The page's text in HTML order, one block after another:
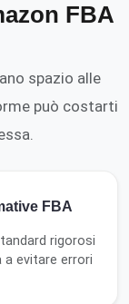
FBA
spazio alle
può costarti
FBA
rigorosi
a evitare errori